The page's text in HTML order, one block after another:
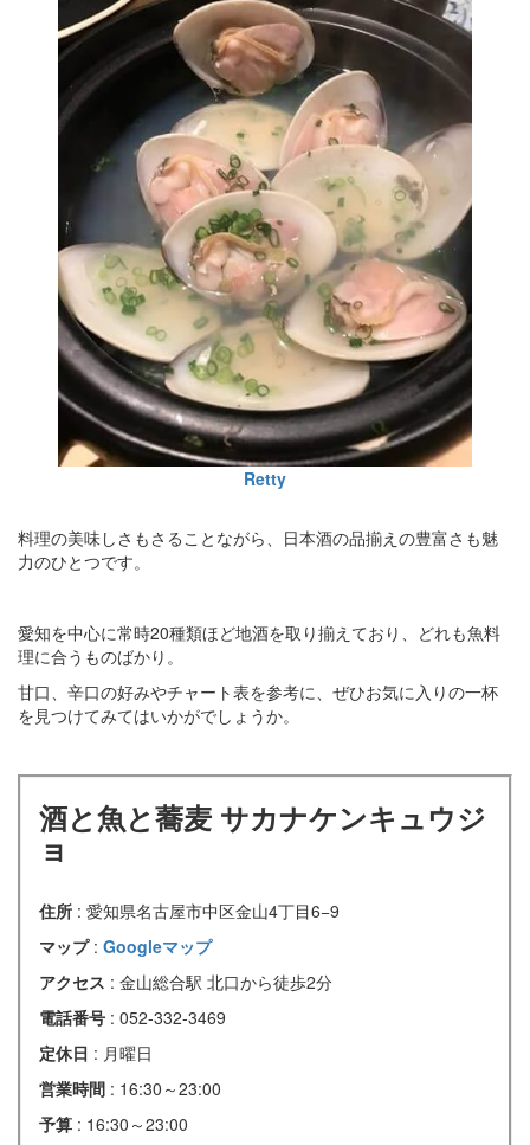
Retty
料理の美味しさもさることながら、日本酒の品揃えの豊富さも魅
力のひとつです。
愛知を中心に常時20種類ほど地酒を取り揃えており、どれも魚料
理に合うものばかり。
甘口、辛口の好みやチャート表を参考に、ぜひお気に入りの一杯
を見つけてみてはいかがでしょうか。
酒と魚と蕎麦 サカナケンキュウジ
ョ
住所 : 愛知県名古屋市中区金山4丁目6−9
マップ : Googleマップ
アクセス : 金山総合駅 北口から徒歩2分
電話番号 : 052-332-3469
定休日 : 月曜日
営業時間 : 16:30～23:00
予算 : 16:30～23:00